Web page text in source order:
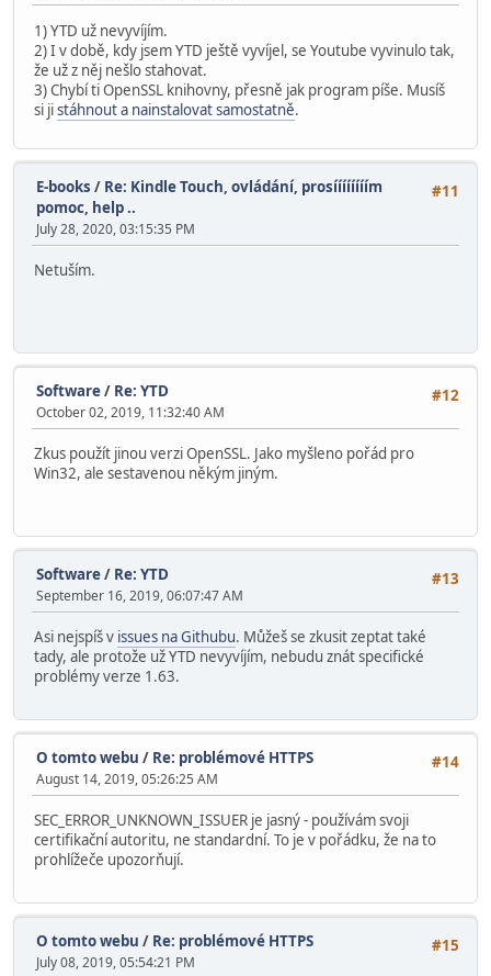
1) YTD už nevyvíjím.
2) I v době, kdy jsem YTD ještě vyvíjel, se Youtube vyvinulo tak,
že už z něj nešlo stahovat.
3) Chybí ti OpenSSL knihovny, přesně jak program píše. Musíš
si jistáhnout a nainstalovat samostatně.
#11
E-books / Re: Kindle Touch, ovládání, prosíííííííím
pomoc, help ..
July 28, 2020, 03:15:35 PM
Netuším.
#12
Software/ Re: YTD
October 02, 2019, 11:32:40 AM
Zkus použít jinou verzi OpenSSL. Jako myšleno pořád pro
Win32, ale sestavenou někým jiným.
#13
Software/ Re: YTD
September 16, 2019, 06:07:47 AM
Asi nejspíš v issues na Githubu. Můžeš se zkusit zeptat také
tady, ale protože už YTD nevyvíjím, nebudu znát specifické
problémy verze 1.63.
#14
O tomto webu / Re: problémové HTTPS
August 14, 2019, 05:26:25 AM
SEC_ERROR_UNKNOWN_ISSUER je jasný - používám svoji
certifikační autoritu, ne standardní. To je v pořádku, že na to
prohlížeče upozorňují.
#15
O tomto webu / Re: problémové HTTPS
July 08, 2019, 05:54:21 PM